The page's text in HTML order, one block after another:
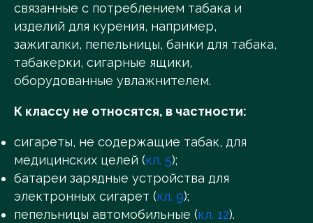
связанные с потреблением табака и
изделий для курения, например,
зажигалки, пепельницы, банки для табака,
табакерки, сигарные ящики,
оборудованные увлажнителем.
К классу не относятся, в частности:
сигареты, не содержащие табак, для
медицинских целей (кл. 5);
батареи зарядные устройства для
электронных сигарет (кл. 9);
пепельницы автомобильные (кл. 12).